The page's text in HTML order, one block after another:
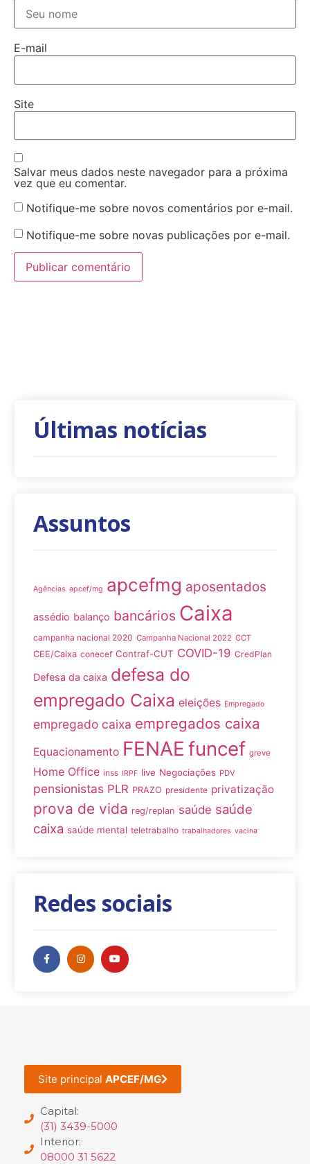
E-mail
Site
Salvar meus dados neste navegador para a próxima
vez que eu comentar.
Notifique-me sobre novos comentários por e-mail.
Notifique-me sobre novas publicações por e-mail.
Últimas notícias
Assuntos
Agências apcef/mg apcefmg aposentados
assédio balanço bancários Caixa
campanha nacional 2020 Campanha Nacional 2022 CCT
CEE/Caixa conecef Contraf-CUT COVID-19 CredPlan
Defesa da caixa defesa do
empregado Caixa eleições Empregado
empregado caixa empregados caixa
Equacionamento FENAE funcef greve
Home Office inss IRPF live Negociações PDV
pensionistas PLR PRAZO presidente privatização
prova de vida reg/replan saúde saúde
caixa saúde mental teletrabalho trabalhadores vacina
Redes sociais
Site principal APCEF/MG
Capital:
(31) 3439-5000
Interior:
08000 31 5622